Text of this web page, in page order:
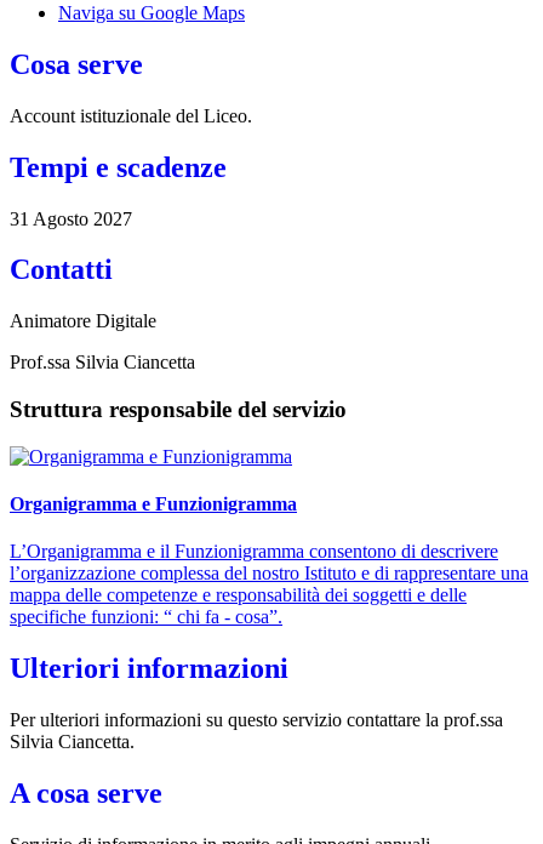
Naviga su Google Maps
Cosa serve
Account istituzionale del Liceo.
Tempi e scadenze
31 Agosto 2027
Contatti
Animatore Digitale
Prof.ssa Silvia Ciancetta
Struttura responsabile del servizio
Organigramma e Funzionigramma
L’Organigramma e il Funzionigramma consentono di descrivere
l’organizzazione complessa del nostro Istituto e di rappresentare una
mappa delle competenze e responsabilità dei soggetti e delle
specifiche funzioni: “ chi fa - cosa”.
Ulteriori informazioni
Per ulteriori informazioni su questo servizio contattare la prof.ssa
Silvia Ciancetta.
A cosa serve